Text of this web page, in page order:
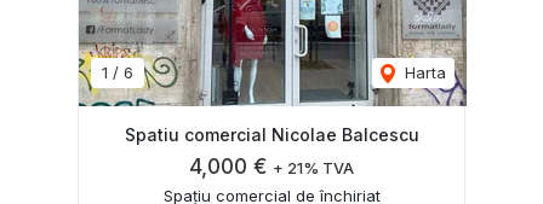
1 / 6 Harta
Spatiu comercial Nicolae Balcescu
4,000 € + 21% TVA
Spațiu comercial de închiriat